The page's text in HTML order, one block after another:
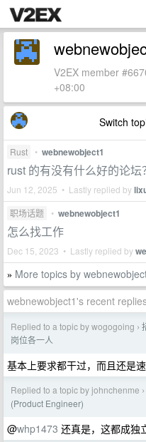
V2EX member
+08:00
Switch
Rust • webnewobject1
rust 的有没有什么好的论坛
Jun 12, 2025 • Lastly replied by
职场话题 • webnewobject1
怎么找工作
Dec 15, 2023 • Lastly replied by
» More topics by
webnewobject1's recent
Replied to a topic by wogogoing ›
岗位各一人
基本上要求都干过，而且还是
Replied to a topic by johnchenme ›
(Product Engineer)
@whp1473 还真是，这都成独